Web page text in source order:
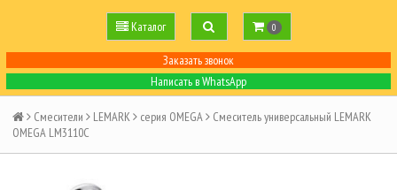
Каталог 0
Заказать звонок
Написать в WhatsApp
Смесители LEMARK серия OMEGA
Смеситель универсальный LEMARK
OMEGA LM3110C